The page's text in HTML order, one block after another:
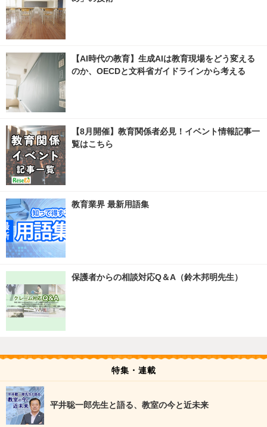
【AI時代の教育】生成AIは教育現場をどう変える
のか、OECDと文科省ガイドラインから考える
【8月開催】教育関係者必見！イベント情報記事一
覧はこちら
教育業界 最新用語集
保護者からの相談対応Q＆A（鈴木邦明先生）
特集・連載
平井聡一郎先生と語る、教室の今と近未来